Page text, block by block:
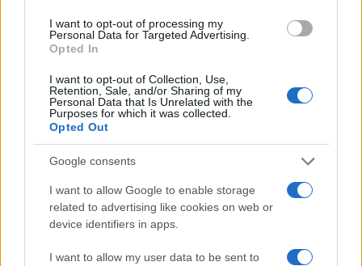
I want to opt-out of processing my
Personal Data for Targeted Advertising.
Opted In
I want to opt-out of Collection, Use,
Retention, Sale, and/or Sharing of my
Personal Data that Is Unrelated with the
Purposes for which it was collected.
Opted Out
Google consents
I want to allow Google to enable storage
related to advertising like cookies on web or
device identifiers in apps.
I want to allow my user data to be sent to